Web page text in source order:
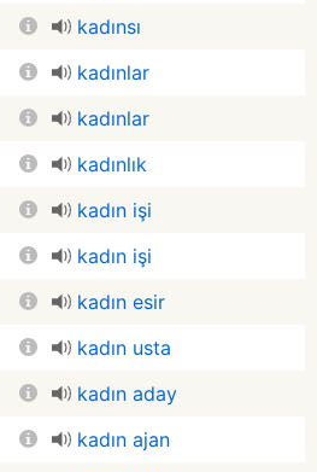
kadınsı
kadınlar
kadınlar
kadınlık
kadın işi
kadın işi
kadın esir
kadın usta
kadın aday
kadın ajan